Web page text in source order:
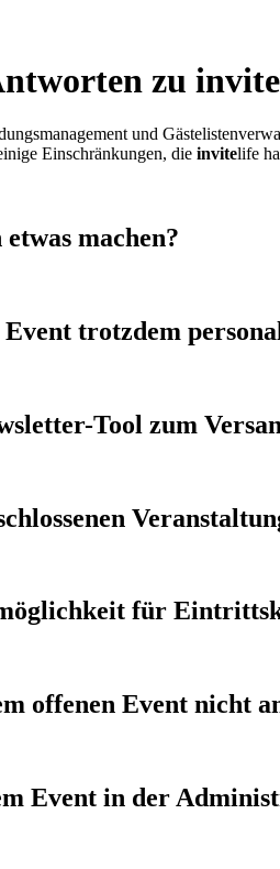
zu
und
Einschränkungen, die invitelife
machen?
trotzdem
Tool zum
für
offenen Event nicht
Event in der